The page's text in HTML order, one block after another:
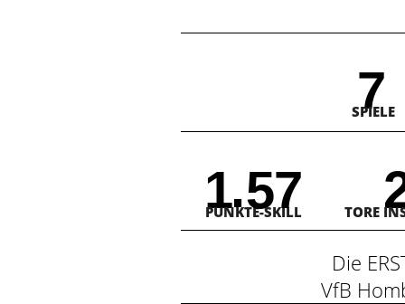
7
SPIELE
1
PUNKTE-SKILL
.57 TORE
Die
VfB